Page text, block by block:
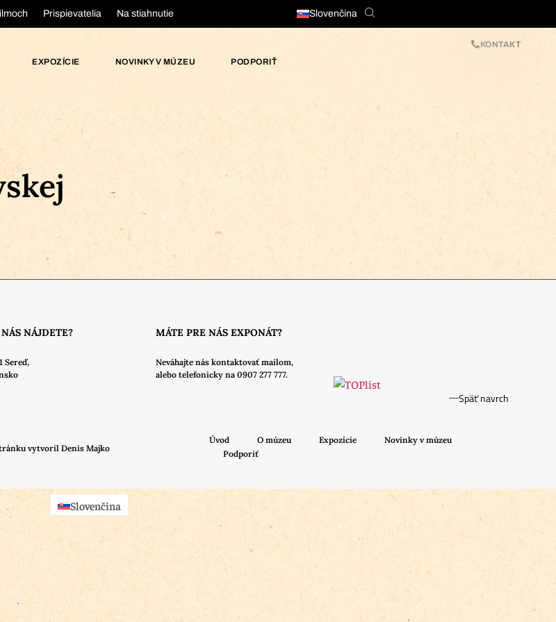
Prispievatelia Na stiahnutie Slovenčina
EXPOZÍCIE NOVINKY V MÚZEU PODPORIŤ
KONTAKT
NÁJDETE?
Sereď,
MÁTE PRE NÁS EXPONÁT?
Neváhajte nás kontaktovať mailom,
alebo telefonicky na 0907 277 777.
vytvoril Denis Majko
Úvod O múzeu Expozície
Novinky v múzeu
Podporiť
Späť navrch
Slovenčina